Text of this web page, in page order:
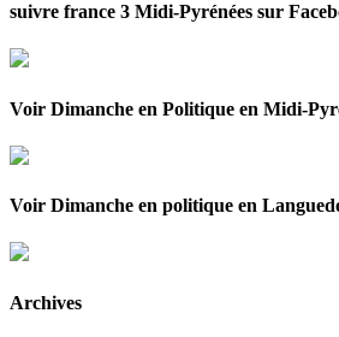
suivre france 3 Midi-Pyrénées sur
Voir Dimanche en Politique en Midi-
Voir Dimanche en politique en
Archives